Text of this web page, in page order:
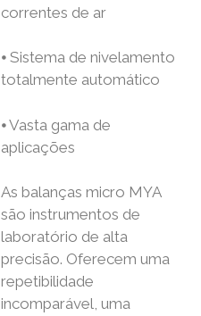
correntes de ar
⦁ Sistema de nivelamento
totalmente automático
⦁ Vasta gama de
aplicações
As balanças micro MYA
são instrumentos de
laboratório de alta
precisão. Oferecem uma
repetibilidade
incomparável, uma